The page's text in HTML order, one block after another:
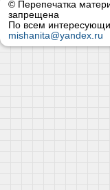
© Перепечатка
запрещена
По всем
mishanita@yandex.ru